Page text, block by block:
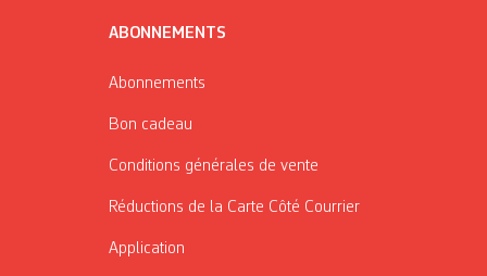
ABONNEMENTS
Abonnements
Bon cadeau
Conditions générales de vente
Réductions de la Carte Côté Courrier
Application